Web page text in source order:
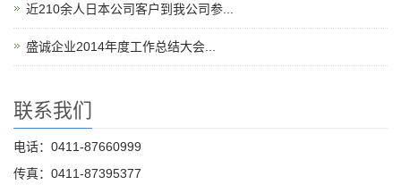
近210余人日本公司客户到我公司参...
盛诚企业2014年度工作总结大会...
联系我们
电话：0411-87660999
传真：0411-87395377